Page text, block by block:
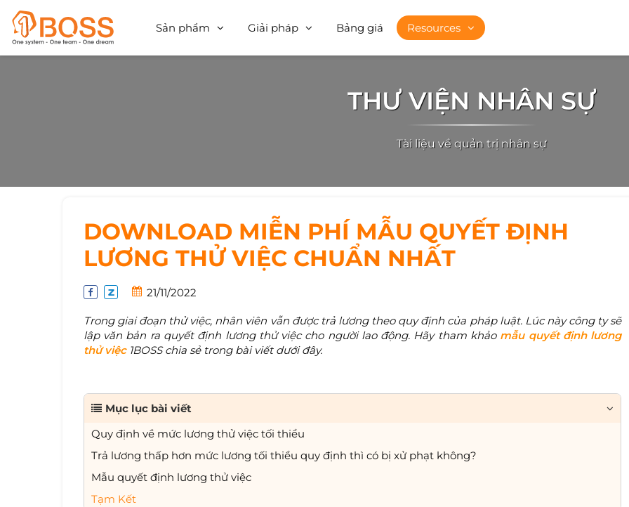
Sản phẩm Giải pháp Bảng giá Resources
THƯ VIỆN NHÂN SỰ
Tài liệu về quản trị nhân sự
DOWNLOAD MIỄN PHÍ MẪU QUYẾT ĐỊNH
LƯƠNG THỬ VIỆC CHUẨN NHẤT
21/11/2022
Trong giai đoạn thử việc, nhân viên vẫn được trả lương theo quy định của pháp luật. Lúc này công ty sẽ
lập văn bản ra quyết định lương thử việc cho người lao động. Hãy tham khảo mẫu quyết định lương
thử việc1BOSS chia sẻ trong bài viết dưới đây.
Mục lục bài viết
Quy định về mức lương thử việc tối thiểu
Trả lương thấp hơn mức lương tối thiểu quy định thì có bị xử phạt không?
Mẫu quyết định lương thử việc
Tạm Kết